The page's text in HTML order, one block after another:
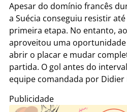
Apesar do domínio francês
a Suécia conseguiu resistir
primeira etapa. No entanto,
aproveitou uma
abrir o placar e mudar
partida. O gol antes do
equipe comandada por Didier
Publicidade